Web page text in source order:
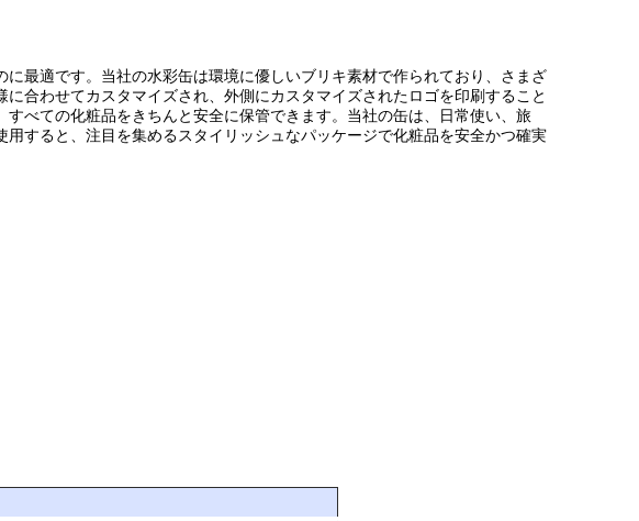
最適です。当社の水彩缶は環境に優しいブリキ素材で作られており、さまざ
合わせてカスタマイズされ、外側にカスタマイズされたロゴを印刷すること
べての化粧品をきちんと安全に保管できます。当社の缶は、日常使い、旅
すると、注目を集めるスタイリッシュなパッケージで化粧品を安全かつ確実